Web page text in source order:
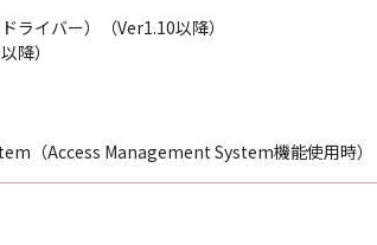
ライバー）（Ver1.10以降）
降）
（Access Management System機能使用時）